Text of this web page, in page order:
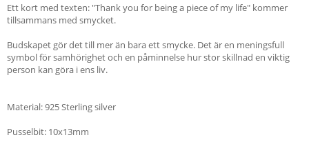
Ett kort med texten: "Thank you for being a piece of my life" kommer
tillsammans med smycket.
Budskapet gör det till mer än bara ett smycke. Det är en meningsfull
symbol för samhörighet och en påminnelse hur stor skillnad en viktig
person kan göra i ens liv.
Material: 925 Sterling silver
Pusselbit: 10x13mm